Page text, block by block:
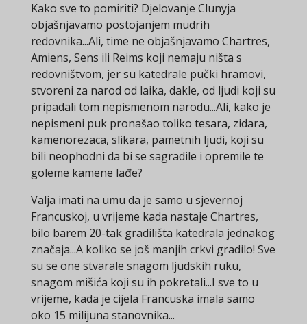
Kako sve to pomiriti? Djelovanje Clunyja
objašnjavamo postojanjem mudrih
redovnika...Ali, time ne objašnjavamo Chartres,
Amiens, Sens ili Reims koji nemaju ništa s
redovništvom, jer su katedrale pučki hramovi,
stvoreni za narod od laika, dakle, od ljudi koji su
pripadali tom nepismenom narodu...Ali, kako je
nepismeni puk pronašao toliko tesara, zidara,
kamenorezaca, slikara, pametnih ljudi, koji su
bili neophodni da bi se sagradile i opremile te
goleme kamene lađe?
Valja imati na umu da je samo u sjevernoj
Francuskoj, u vrijeme kada nastaje Chartres,
bilo barem 20-tak gradilišta katedrala jednakog
značaja...A koliko se još manjih crkvi gradilo! Sve
su se one stvarale snagom ljudskih ruku,
snagom mišića koji su ih pokretali...I sve to u
vrijeme, kada je cijela Francuska imala samo
oko 15 milijuna stanovnika...